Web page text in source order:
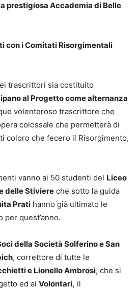
prestigiosa Accademia di Belle
con i Comitati Risorgimentali
trascrittori sia costituito
al Progetto come alternanza
volenteroso trascrittore che
colossale che permetterà di
coloro che fecero il Risorgimento,
vanno ai 50 studenti del Liceo
delle Stiviere che sotto la guida
Prati hanno già ultimato le
quest’anno.
della Società Solferino e San
, correttore di tutte le
e Lionello Ambrosi, che si
ed ai Volontari, il